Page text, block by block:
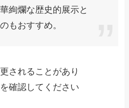
絢爛な歴史的展示と
もおすすめ。
されることがあり
確認してください